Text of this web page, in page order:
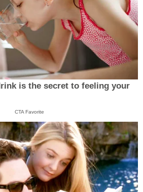
is the secret to feeling your
CTA Favorite